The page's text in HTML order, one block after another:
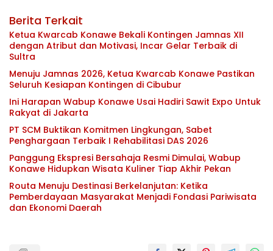
Berita Terkait
Ketua Kwarcab Konawe Bekali Kontingen Jamnas XII
dengan Atribut dan Motivasi, Incar Gelar Terbaik di
Sultra
Menuju Jamnas 2026, Ketua Kwarcab Konawe Pastikan
Seluruh Kesiapan Kontingen di Cibubur
Ini Harapan Wabup Konawe Usai Hadiri Sawit Expo Untuk
Rakyat di Jakarta
PT SCM Buktikan Komitmen Lingkungan, Sabet
Penghargaan Terbaik I Rehabilitasi DAS 2026
Panggung Ekspresi Bersahaja Resmi Dimulai, Wabup
Konawe Hidupkan Wisata Kuliner Tiap Akhir Pekan
Routa Menuju Destinasi Berkelanjutan: Ketika
Pemberdayaan Masyarakat Menjadi Fondasi Pariwisata
dan Ekonomi Daerah